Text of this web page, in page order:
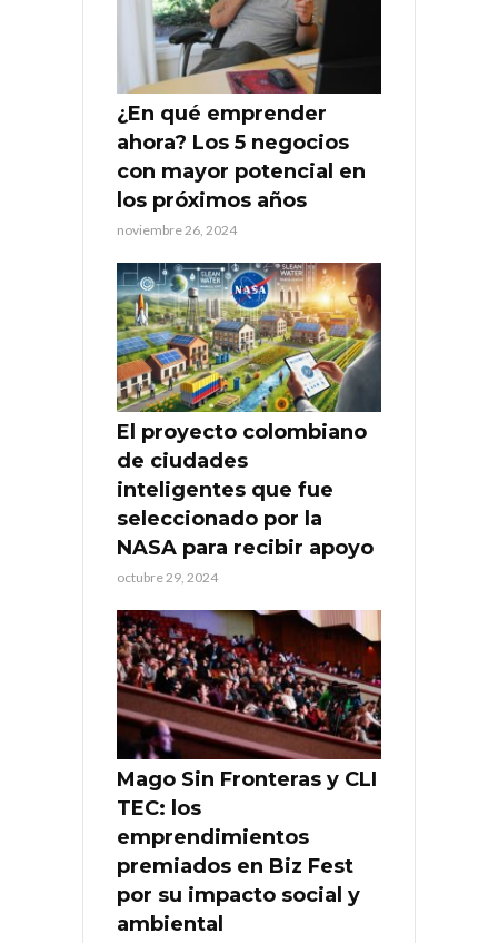
¿En qué emprender
ahora? Los 5 negocios
con mayor potencial en
los próximos años
noviembre 26, 2024
El proyecto colombiano
de ciudades
inteligentes que fue
seleccionado por la
NASA para recibir apoyo
octubre 29, 2024
Mago Sin Fronteras y CLI
TEC: los
emprendimientos
premiados en Biz Fest
por su impacto social y
ambiental